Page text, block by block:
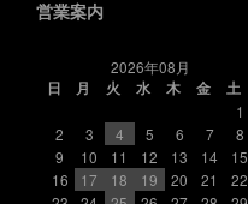
営業案内
2026年08月
日
月 火 水 木 金
土
1
2
3 4 5 6 7
8
9
10 11 12 13 14
15
16
17 18 19 20 21
22